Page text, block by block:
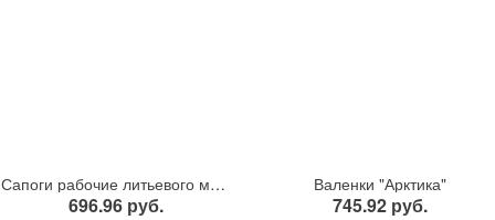
Сапоги рабочие литьевого метода крепления подошвы утепл. иск.мех Л-5 ПУ/ТПУ (АРТАК)
696.96 руб.
Валенки "Арктика"
745.92 руб.